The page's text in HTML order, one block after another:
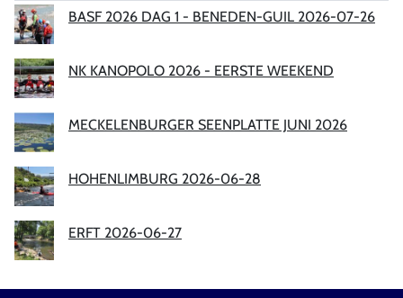
BASF 2026 DAG 1 - BENEDEN-GUIL 2026-07-26
NK KANOPOLO 2026 - EERSTE WEEKEND
MECKELENBURGER SEENPLATTE JUNI 2026
HOHENLIMBURG 2026-06-28
ERFT 2026-06-27